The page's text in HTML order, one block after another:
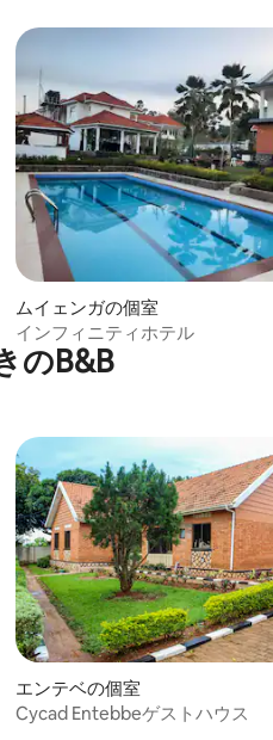
ムイェンガの個室
インフィニティホテル
のB&B
エンテベの個室
Cycad Entebbeゲストハウス